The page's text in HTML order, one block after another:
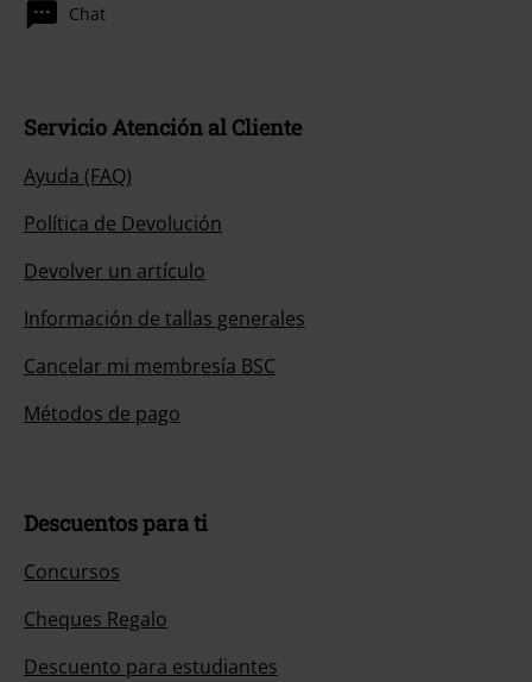
Chat
Servicio Atención al Cliente
Ayuda (FAQ)
Política de Devolución
Devolver un artículo
Información de tallas generales
Cancelar mi membresía BSC
Métodos de pago
Descuentos para ti
Concursos
Cheques Regalo
Descuento para estudiantes